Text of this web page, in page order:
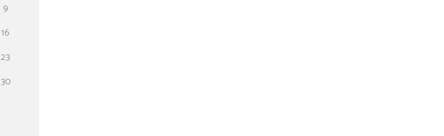
9
16
23
30